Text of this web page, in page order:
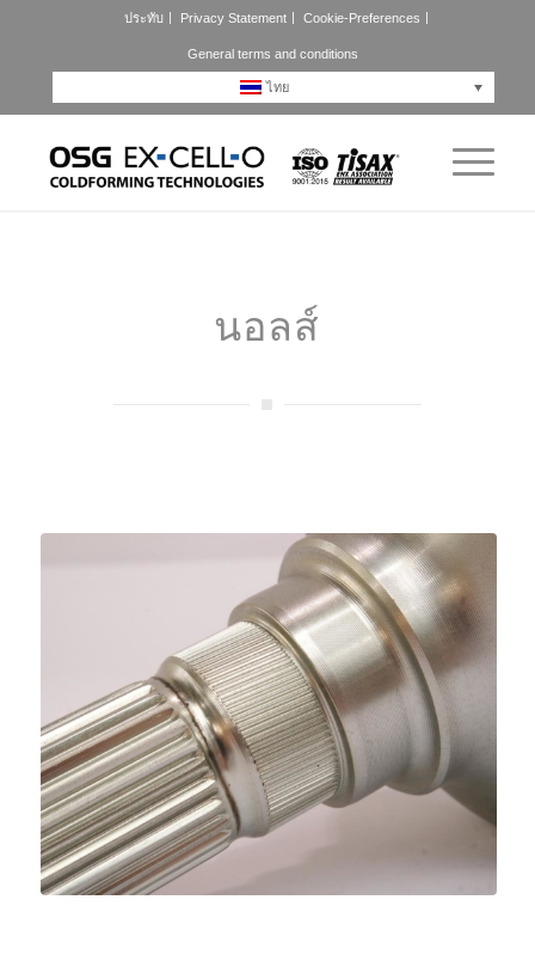
ประทับ Privacy Statement Cookie-Preferences
General terms and conditions
ไทย
นอลส์